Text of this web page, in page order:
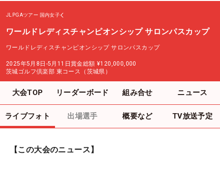
JLPGAツアー 国内女子
ワールドレディスチャンピオンシップ サロンパスカップ
ワールドレディスチャンピオンシップ サロンパスカップ
2025年5月8日-5月11日賞金総額 ¥120,000,000
茨城ゴルフ倶楽部 東コース（茨城県）
大会TOP リーダーボード 組み合せ ニュース
ライブフォト 出場選手 概要など TV放送予定
【この大会のニュース】